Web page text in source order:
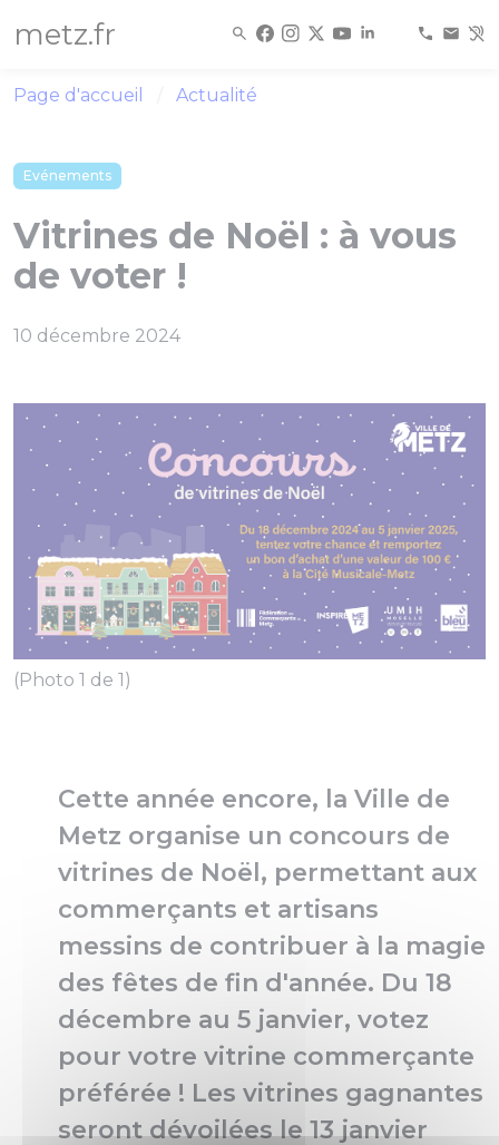
metz.fr
Page d'accueil Actualité
Evénements
Vitrines de Noël : à vous
de voter !
10 décembre 2024
(Photo 1 de 1)
Cette année encore, la Ville de
Metz organise un concours de
vitrines de Noël, permettant aux
commerçants et artisans
messins de contribuer à la magie
des fêtes de fin d'année. Du 18
décembre au 5 janvier, votez
pour votre vitrine commerçante
préférée ! Les vitrines gagnantes
seront dévoilées le 13 janvier